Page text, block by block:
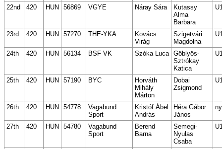
22nd 420 HUN 56869 VGYE Náray Sára
Kutassy
Alma
Barbara
23rd 420 HUN 57270 THE-YKA
Kovács
Virág
Szigetvári
Magdolna
24th 420 HUN 56134 BSF VK Szóka Luca Göblyös-
Sztrókay
Katica
25th 420 HUN 57190 BYC
Horváth
Mihály
Márton
Dobai
Zsigmond
26th 420 HUN 54778
Vagabund
Sport
Kristóf Ábel
András
Héra Gábor
János
27th 420 HUN 54780
Vagabund
Sport
Berend
Barna
Semegi-
Nyulas
Csaba